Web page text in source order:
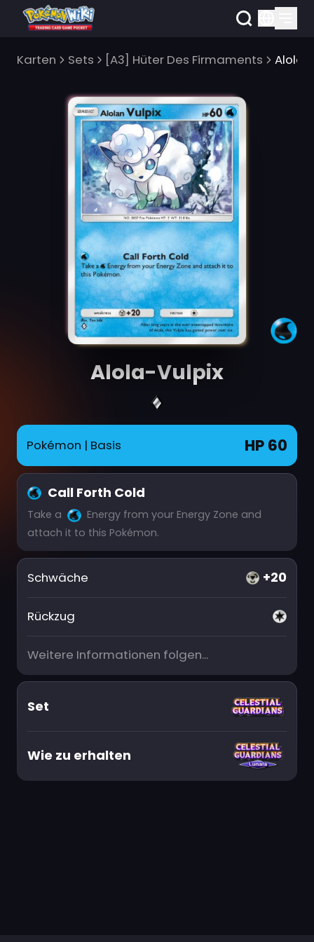
Karten Sets [A3] Hüter Des Firmaments Alola-
Alola-Vulpix
Pokémon | Basis HP 60
Call Forth Cold
Take a
Energy from your Energy Zone and
attach it to this Pokémon.
Schwäche +20
Rückzug
Weitere Informationen folgen...
Set
Wie zu erhalten